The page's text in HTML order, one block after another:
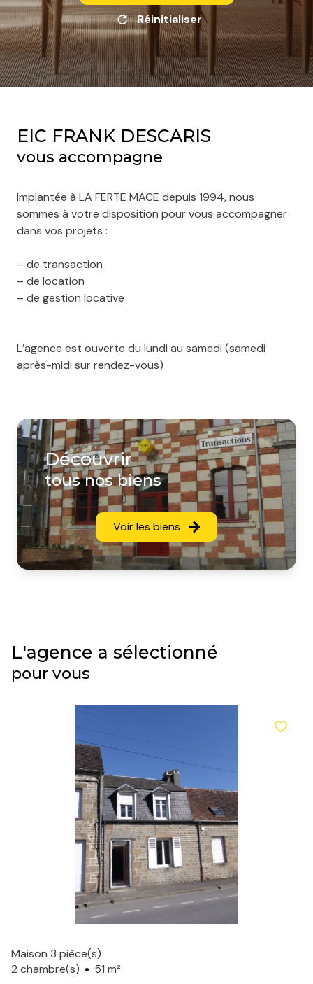
Réinitialiser
Découvrir
tous nos biens
Voir les biens
EIC FRANK DESCARIS
vous accompagne
Implantée à LA FERTE MACE depuis 1994, nous
sommes à votre disposition pour vous accompagner
dans vos projets :
– de transaction
– de location
– de gestion locative
L’agence est ouverte du lundi au samedi (samedi
après-midi sur rendez-vous)
L'agence a sélectionné
pour vous
Maison 3 pièce(s)
2 chambre(s)
51 m²